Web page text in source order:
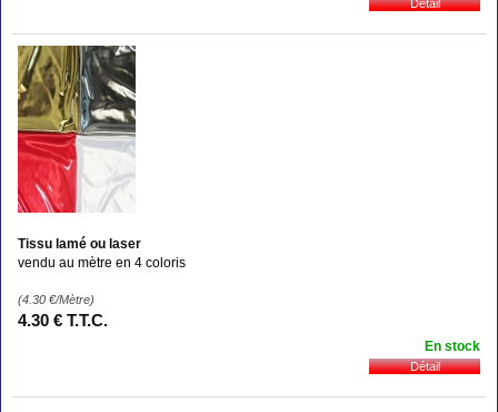
Tissu lamé ou laser
vendu au mètre en 4 coloris
(4.30 €/Mètre)
4.30 € T.T.C.
En stock